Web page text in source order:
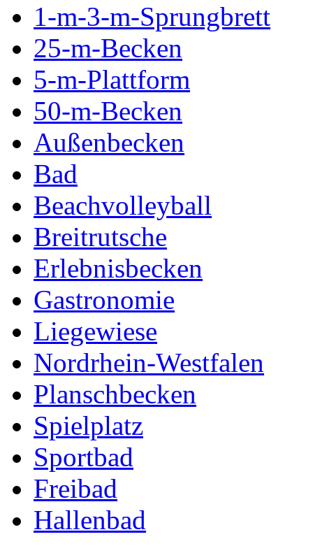
1-m-3-m-Sprungbrett
25-m-Becken
5-m-Plattform
50-m-Becken
Außenbecken
Bad
Beachvolleyball
Breitrutsche
Erlebnisbecken
Gastronomie
Liegewiese
Nordrhein-Westfalen
Planschbecken
Spielplatz
Sportbad
Freibad
Hallenbad